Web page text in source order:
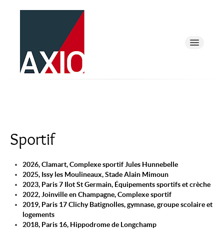
Actualités
Recrutement
Sportif
2026, Clamart, Complexe sportif Jules Hunnebelle
2025, Issy les Moulineaux, Stade Alain Mimoun
2023, Paris 7 Ilot St Germain, Équipements sportifs et crèche
2022, Joinville en Champagne, Complexe sportif
2019, Paris 17 Clichy Batignolles, gymnase, groupe scolaire et
logements
2018, Paris 16, Hippodrome de Longchamp